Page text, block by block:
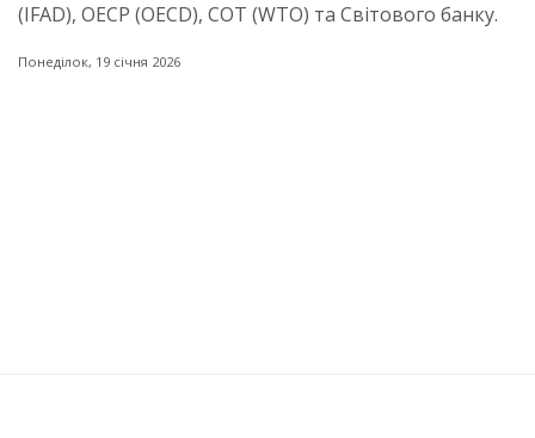
(IFAD), ОЕСР (OECD), СОТ (WTO) та Світового банку.
Понеділок, 19 січня 2026